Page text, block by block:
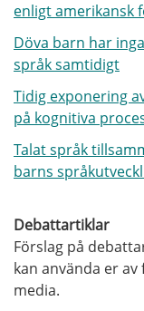
enligt amerikansk
Döva barn har
språk samtidigt
Tidig exponering
på kognitiva
Talat språk
barns
Debattartiklar
Förslag på
kan använda er
media.